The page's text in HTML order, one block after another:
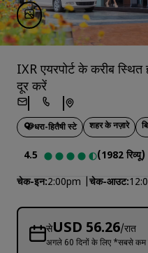
IXR एयरपोर्ट के करीब
दूर करें
धरा-हितैषी स्टे शहर के नज़ारे
4.5
(1982 रिव्यू)
चेक-इन 2:00pm चेक-आउट
सेUSD 56.26/रात
अगले 60 दिनों के लिए *सबसे कम